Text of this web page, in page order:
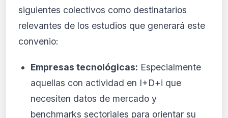
siguientes colectivos como destinatarios
relevantes de los estudios que generará este
convenio:
Empresas tecnológicas: Especialmente
aquellas con actividad en I+D+i que
necesiten datos de mercado y
benchmarks sectoriales para orientar su